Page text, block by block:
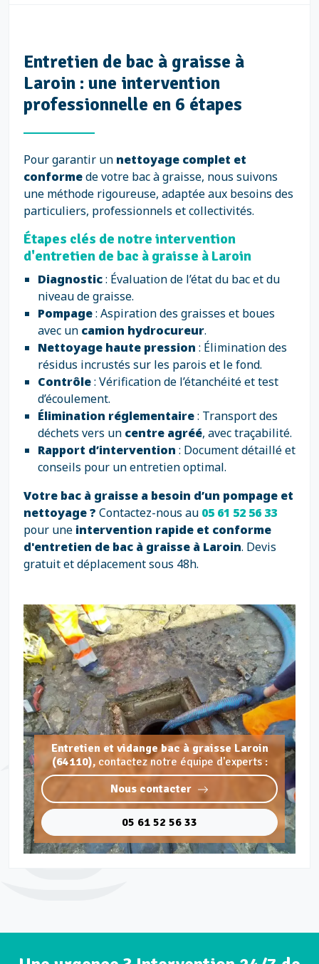
Entretien de bac à graisse à
Laroin : une intervention
professionnelle en 6 étapes
Pour garantir un nettoyage complet et
conformede votre bac à graisse, nous suivons
une méthode rigoureuse, adaptée aux besoins des
particuliers, professionnels et collectivités.
Étapes clés de notre intervention
d'entretien de bac à graisse à Laroin
Diagnostic: Évaluation de l’état du bac et du
niveau de graisse.
Pompage: Aspiration des graisses et boues
avec un camion hydrocureur.
Nettoyage haute pression : Élimination des
résidus incrustés sur les parois et le fond.
Contrôle: Vérification de l’étanchéité et test
d’écoulement.
Élimination réglementaire: Transport des
déchets vers un centre agréé, avec traçabilité.
Rapport d’intervention : Document détaillé et
conseils pour un entretien optimal.
Votre bac à graisse a besoin d’un pompage et
nettoyage ? Contactez-nous au 05 61 52 56 33
pour une intervention rapide et conforme
d'entretien de bac à graisse à Laroin. Devis
gratuit et déplacement sous 48h.
Entretien et vidange bac à graisse Laroin
(64110), contactez notre équipe d'experts :
Nous contacter
05 61 52 56 33